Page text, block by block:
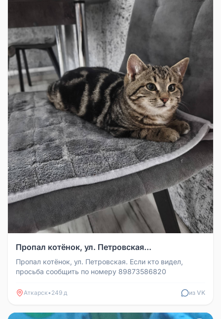
Пропал котёнок, ул. Петровская...
Пропал котёнок, ул. Петровская. Если кто видел,
просьба сообщить по номеру 89873586820
Аткарск• 249 д из VK